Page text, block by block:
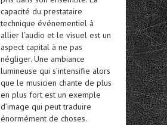
capacité du prestataire
technique événementiel à
allier l’audio et le visuel est un
aspect capital à ne pas
négliger. Une ambiance
lumineuse qui s’intensifie alors
que le musicien chante de plus
en plus fort est un exemple
d’image qui peut traduire
énormément de choses.